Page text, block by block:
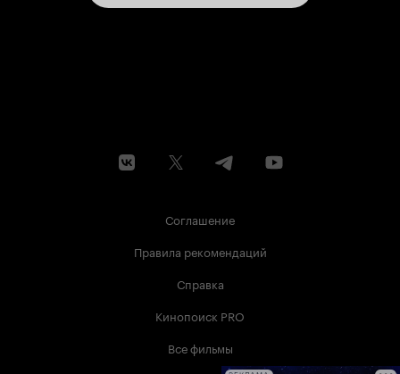
Соглашение
Правила рекомендаций
Справка
Кинопоиск PRO
Все фильмы